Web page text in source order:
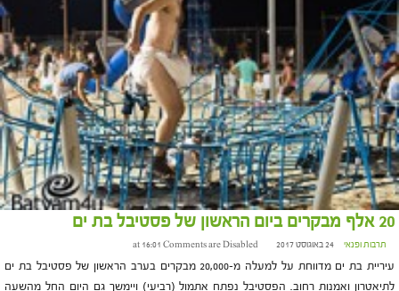
20 אלף מבקרים ביום הראשון של פסטיבל בת ים
תרבות ופנאי 24 באוגוסט 2017 at 16:01 Comments are Disabled
עיריית בת ים מדווחת על למעלה מ-20,000 מבקרים בערב הראשון של פסטיבל בת ים
לתיאטרון ואמנות רחוב. הפסטיבל נפתח אתמול (רביעי) ויימשך גם היום החל מהשעה